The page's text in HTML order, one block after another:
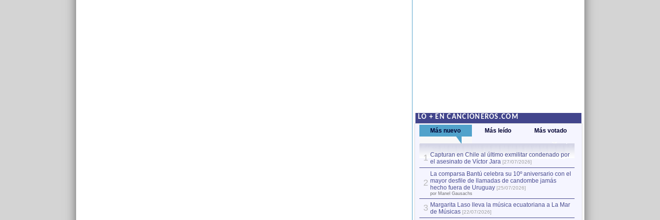
LO + EN CANCIONEROS.COM
Más nuevo Más leído Más votado
1 Capturan en Chile al último exmilitar condenado por
el asesinato de Víctor Jara [27/07/2026]
2
La comparsa Bantú celebra su 10º aniversario con el
mayor desfile de llamadas de candombe jamás
hecho fuera de Uruguay [25/07/2026]
por Manel Gausachs
3 Margarita Laso lleva la música ecuatoriana a La Mar
de Músicas [22/07/2026]